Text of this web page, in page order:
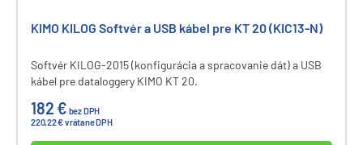
KIMO KILOG Softvér a USB kábel pre KT 20 (KIC13-N)
Softvér KILOG-2015 (konfigurácia a spracovanie dát) a USB
kábel pre dataloggery KIMO KT 20.
182 € bez DPH
220,22 € vrátane DPH